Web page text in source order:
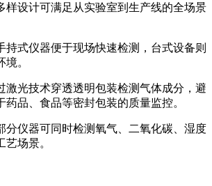
设计可满足从实验室到生产线的全场景
持式仪器便于现场快速检测，台式设备则
。
激光技术穿透透明包装检测气体成分，避
药品、食品等密封包装的质量监控。
分仪器可同时检测氧气、二氧化碳、湿度
场景。